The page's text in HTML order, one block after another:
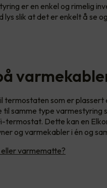
er en enkel og rimelig
slik at det er enkelt å se
termostaten som er
samme type varmestyring
termostat. Dette kan en
og varmekabler i én og
varmematte?